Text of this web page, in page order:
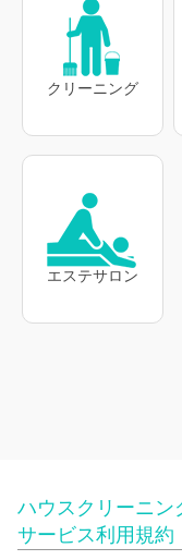
クリーニング
エステサロン
ハウスクリーニン
サービス利用規約